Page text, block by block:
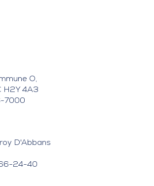
O,
H2Y 4A3
7000
D'Abbans
24-40